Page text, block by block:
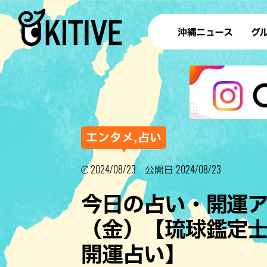
沖縄ニュース グ
ラ
テイ
すし
ステー
その他
エンタメ,占い
2024/08/23 公開日 2024/08/23
今日の占い・開運
（金）【琉球鑑定
開運占い】